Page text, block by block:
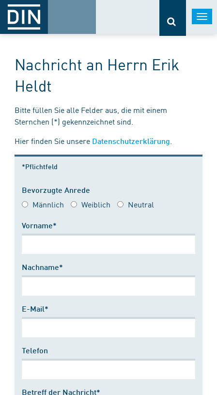
Nachricht an Herrn Erik
Heldt
Bitte füllen Sie alle Felder aus, die mit einem
Sternchen (*) gekennzeichnet sind.
Hier finden Sie unsere Datenschutzerklärung
*Pflichtfeld
Bevorzugte Anrede
Männlich Weiblich Neutral
Vorname*
Nachname*
E-Mail*
Telefon
Betreff der Nachricht*